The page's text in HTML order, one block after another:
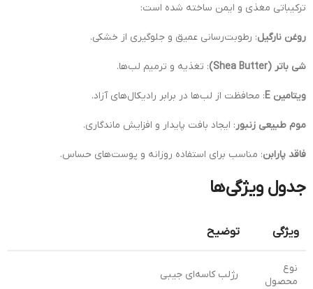
ترکیباتی مغذی و ایمن ساخته شده است:
روغن نارگیل: رطوبت‌رسانی عمیق و جلوگیری از خشکی.
شی باتر (Shea Butter) : تغذیه و ترمیم لب‌ها.
ویتامین E : محافظت از لب‌ها در برابر رادیکال‌های آزاد.
موم طبیعی زنبور : ایجاد بافت پایدار و افزایش ماندگاری.
فاقد پارابن: مناسب برای استفاده روزانه و پوست‌های حساس.
جدول ویژگی‌ها
ویژگی توضیح
نوع
محصول
رژلب کاسه‌ای جیبی